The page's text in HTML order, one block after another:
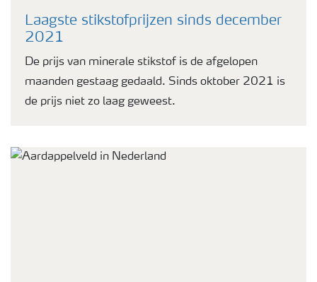
Laagste stikstofprijzen sinds december
2021
De prijs van minerale stikstof is de afgelopen
maanden gestaag gedaald. Sinds oktober 2021 is
de prijs niet zo laag geweest.